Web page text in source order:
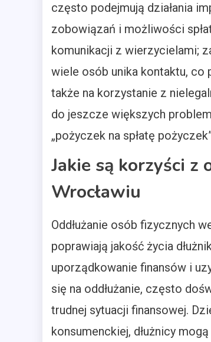
często podejmują działania
zobowiązań i możliwości
komunikacji z wierzycielami;
wiele osób unika kontaktu, co
także na korzystanie z
do jeszcze większych
„pożyczek na spłatę
Jakie są korzyści z
Wrocławiu
Oddłużanie osób fizycznych
poprawiają jakość życia
uporządkowanie finansów i
się na oddłużanie, często
trudnej sytuacji finansowej.
konsumenckiej, dłużnicy